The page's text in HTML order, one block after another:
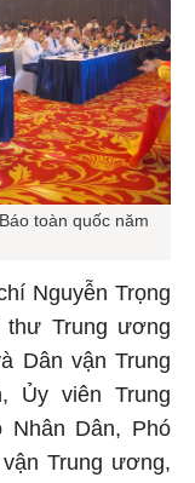
toàn quốc năm
Nguyễn Trọng
Trung ương
Dân vận Trung
Ủy viên Trung
Nhân Dân, Phó
Trung ương,